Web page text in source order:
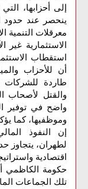
إلى أحزابها،
ينحصر عند حدود
معرقلات التنمية
الاستثمارية غير
استقطاب
أن للأحزاب
طاردة
والقتل لأصحاب
واضح في توفير
وموظفيها، كما
إن النفوذ
لطهران، يتجاوز
اقتصادية
حكومة الكاظمي
تلك الجماعات